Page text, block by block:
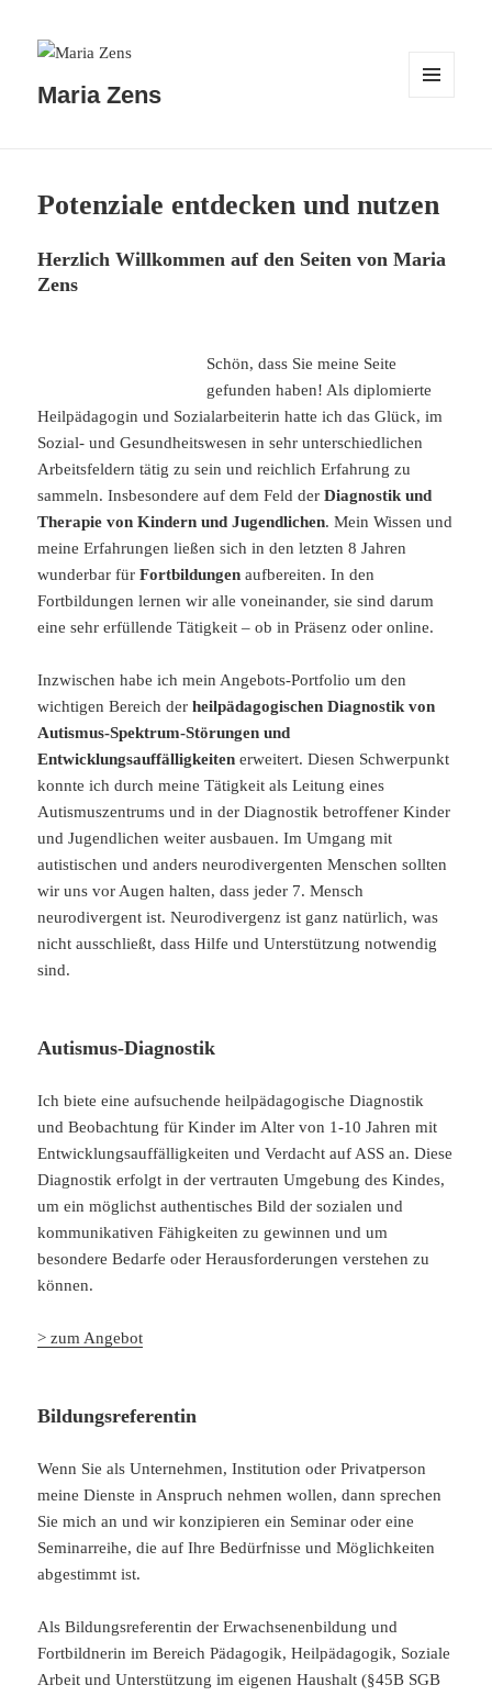
Maria Zens
Potenziale entdecken und nutzen
Herzlich Willkommen auf den Seiten von Maria
Zens
Schön, dass Sie meine Seite
gefunden haben! Als diplomierte
Heilpädagogin und Sozialarbeiterin hatte ich das Glück, im
Sozial- und Gesundheitswesen in sehr unterschiedlichen
Arbeitsfeldern tätig zu sein und reichlich Erfahrung zu
sammeln. Insbesondere auf dem Feld derDiagnostik und
Therapie von Kindern und Jugendlichen. Mein Wissen und
meine Erfahrungen ließen sich in den letzten 8 Jahren
wunderbar fürFortbildungen aufbereiten. In den
Fortbildungen lernen wir alle voneinander, sie sind darum
eine sehr erfüllende Tätigkeit – ob in Präsenz oder online.
Inzwischen habe ich mein Angebots-Portfolio um den
wichtigen Bereich derheilpädagogischen Diagnostik von
Autismus-Spektrum-Störungen und
Entwicklungsauffälligkeiten erweitert. Diesen Schwerpunkt
konnte ich durch meine Tätigkeit als Leitung eines
Autismuszentrums und in der Diagnostik betroffener Kinder
und Jugendlichen weiter ausbauen. Im Umgang mit
autistischen und anders neurodivergenten Menschen sollten
wir uns vor Augen halten, dass jeder 7. Mensch
neurodivergent ist. Neurodivergenz ist ganz natürlich, was
nicht ausschließt, dass Hilfe und Unterstützung notwendig
sind.
Autismus-Diagnostik
Ich biete eine aufsuchende heilpädagogische Diagnostik
und Beobachtung für Kinder im Alter von 1-10 Jahren mit
Entwicklungsauffälligkeiten und Verdacht auf ASS an. Diese
Diagnostik erfolgt in der vertrauten Umgebung des Kindes,
um ein möglichst authentisches Bild der sozialen und
kommunikativen Fähigkeiten zu gewinnen und um
besondere Bedarfe oder Herausforderungen verstehen zu
können.
> zum Angebot
Bildungsreferentin
Wenn Sie als Unternehmen, Institution oder Privatperson
meine Dienste in Anspruch nehmen wollen, dann sprechen
Sie mich an und wir konzipieren ein Seminar oder eine
Seminarreihe, die auf Ihre Bedürfnisse und Möglichkeiten
abgestimmt ist.
Als Bildungsreferentin der Erwachsenenbildung und
Fortbildnerin im Bereich Pädagogik, Heilpädagogik, Soziale
Arbeit und Unterstützung im eigenen Haushalt (§45B SGB